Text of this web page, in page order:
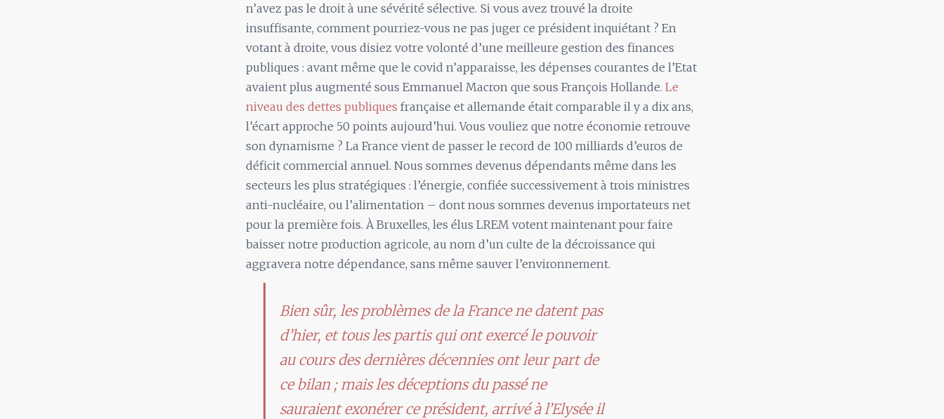
n’avez pas le droit à une sévérité sélective. Si vous avez trouvé la droite
insuffisante, comment pourriez-vous ne pas juger ce président inquiétant ? En
votant à droite, vous disiez votre volonté d’une meilleure gestion des finances
publiques : avant même que le covid n’apparaisse, les dépenses courantes de l’Etat
avaient plus augmenté sous Emmanuel Macron que sous François Hollande. Le
niveau des dettes publiques française et allemande était comparable il y a dix ans,
l’écart approche 50 points aujourd’hui. Vous vouliez que notre économie retrouve
son dynamisme ? La France vient de passer le record de 100 milliards d’euros de
déficit commercial annuel. Nous sommes devenus dépendants même dans les
secteurs les plus stratégiques : l’énergie, confiée successivement à trois ministres
anti-nucléaire, ou l’alimentation – dont nous sommes devenus importateurs net
pour la première fois. À Bruxelles, les élus LREM votent maintenant pour faire
baisser notre production agricole, au nom d’un culte de la décroissance qui
aggravera notre dépendance, sans même sauver l’environnement.
Bien sûr, les problèmes de la France ne datent pas
d’hier, et tous les partis qui ont exercé le pouvoir
au cours des dernières décennies ont leur part de
ce bilan ; mais les déceptions du passé ne
sauraient exonérer ce président, arrivé à l’Elysée il